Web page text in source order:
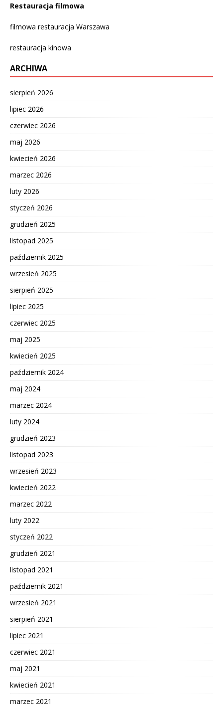
Restauracja filmowa
filmowa restauracja Warszawa
restauracja kinowa
ARCHIWA
sierpień 2026
lipiec 2026
czerwiec 2026
maj 2026
kwiecień 2026
marzec 2026
luty 2026
styczeń 2026
grudzień 2025
listopad 2025
październik 2025
wrzesień 2025
sierpień 2025
lipiec 2025
czerwiec 2025
maj 2025
kwiecień 2025
październik 2024
maj 2024
marzec 2024
luty 2024
grudzień 2023
listopad 2023
wrzesień 2023
kwiecień 2022
marzec 2022
luty 2022
styczeń 2022
grudzień 2021
listopad 2021
październik 2021
wrzesień 2021
sierpień 2021
lipiec 2021
czerwiec 2021
maj 2021
kwiecień 2021
marzec 2021